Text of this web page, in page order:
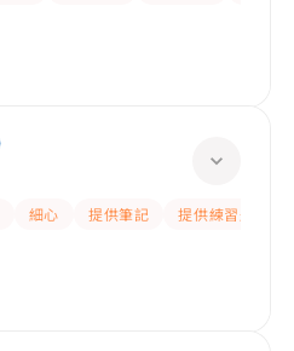
細心 提供筆記
提供練習題/試題